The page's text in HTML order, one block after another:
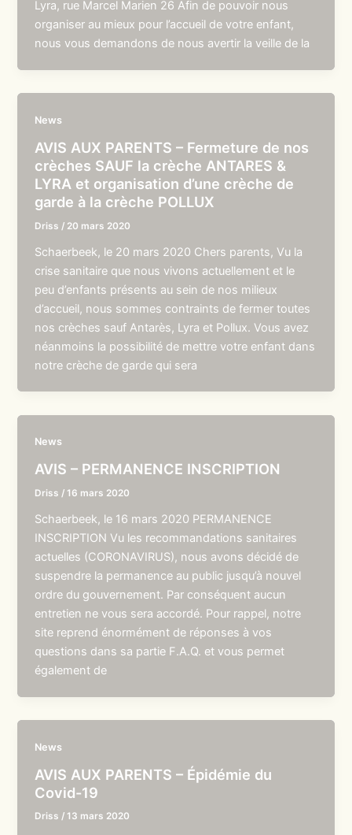
Lyra, rue Marcel Marien 26 Afin de pouvoir nous
organiser au mieux pour l’accueil de votre enfant,
nous vous demandons de nous avertir la veille de la
News
AVIS AUX PARENTS – Fermeture de nos
crèches SAUF la crèche ANTARES &
LYRA et organisation d’une crèche de
garde à la crèche POLLUX
Driss / 20 mars 2020
Schaerbeek, le 20 mars 2020 Chers parents, Vu la
crise sanitaire que nous vivons actuellement et le
peu d’enfants présents au sein de nos milieux
d’accueil, nous sommes contraints de fermer toutes
nos crèches sauf Antarès, Lyra et Pollux. Vous avez
néanmoins la possibilité de mettre votre enfant dans
notre crèche de garde qui sera
News
AVIS – PERMANENCE INSCRIPTION
Driss /16 mars 2020
Schaerbeek, le 16 mars 2020 PERMANENCE
INSCRIPTION Vu les recommandations sanitaires
actuelles (CORONAVIRUS), nous avons décidé de
suspendre la permanence au public jusqu’à nouvel
ordre du gouvernement. Par conséquent aucun
entretien ne vous sera accordé. Pour rappel, notre
site reprend énormément de réponses à vos
questions dans sa partie F.A.Q. et vous permet
également de
News
AVIS AUX PARENTS – Épidémie du
Covid-19
Driss /13 mars 2020